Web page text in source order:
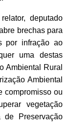
deputado
brechas para
por infração ao
uma destas
Ambiental Rural
Ambiental
compromisso ou
vegetação
Preservação